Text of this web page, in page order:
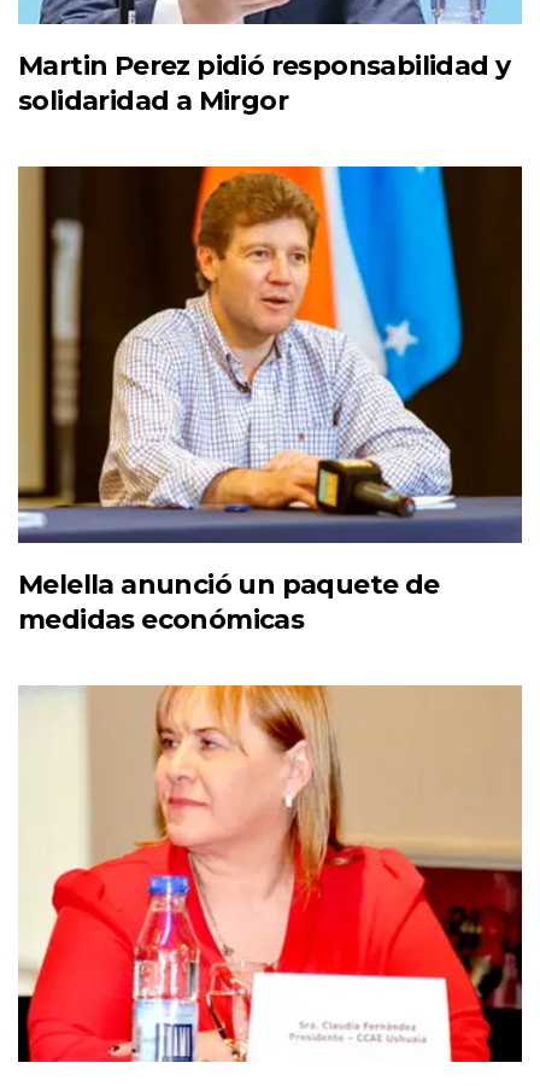
Martin Perez pidió responsabilidad y
solidaridad a Mirgor
Melella anunció un paquete de
medidas económicas